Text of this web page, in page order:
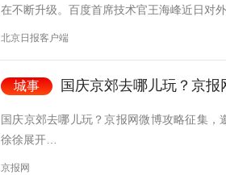
在不断升级。百度首席技术官王海峰近日对
北京日报客户端
城事 国庆京郊去哪儿玩？京报
国庆京郊去哪儿玩？京报网微博攻略征集
徐徐展开…
京报网